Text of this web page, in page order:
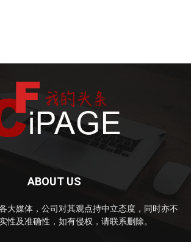
ABOUT US
大媒体，公司对其观点持中立态度，同时亦不
性及准确性，如有侵权，请联系删除。